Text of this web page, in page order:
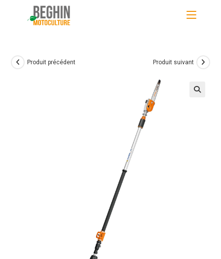
Produit précédent Produit suivant